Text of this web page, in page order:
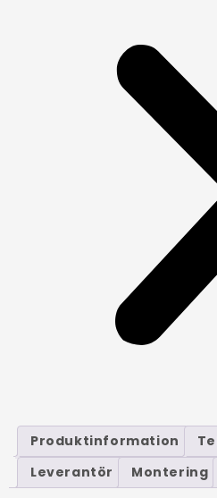
Produktinformation
Leverantör
Montering